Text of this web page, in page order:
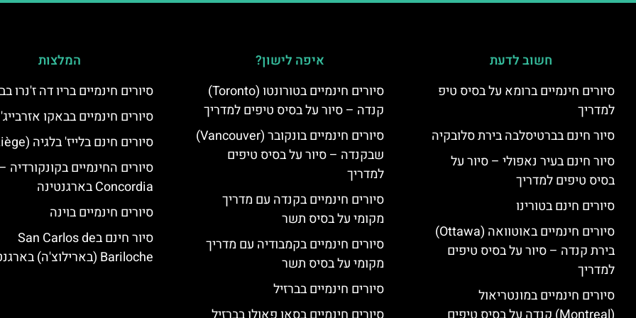
חשוב לדעת
סיורים חינמיים ברומא על בסיס טיפ
למדריך
סיור חינם בברטיסלבה בירת סלובקיה
סיור חינם בעיר נאפולי – סיור על
בסיס טיפים למדריך
סיורים חינם בטורינו
סיורים חינמיים באוטוואה (Ottawa)
בירת קנדה – סיור על בסיס טיפים
למדריך
סיורים חינמיים במונטריאול
איפה לישון?
סיורים חינמיים בטורונטו (Toronto)
קנדה – סיור על בסיס טיפים למדריך
סיורים חינמיים בונקובר (Vancouver)
שבקנדה – סיור על בסיס טיפים
למדריך
סיורים חינמיים בקנדה עם מדריך
מקומי על בסיס תשר
סיורים חינמיים בקמבודיה עם מדריך
מקומי על בסיס תשר
סיורים חינמיים בברזיל
המלצות
סיורים חינמיים בריו דה ז'נרו
סיורים חינמיים בבאקו
סיורים חינם בלייז' בלגיה (Liège)
סיורים החינמיים בקונקורדיה
Concordia בארגנטינה
סיורים חינמיים בוינה
סיור חינם בSan Carlos de
Bariloche (בארילוצ'ה) בארגנטינה